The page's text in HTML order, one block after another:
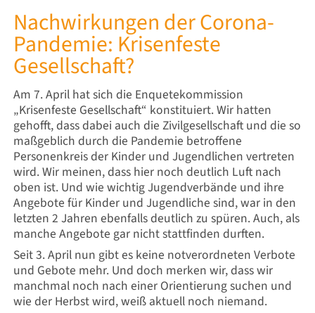
Nachwirkungen der Corona-
Pandemie: Krisenfeste
Gesellschaft?
Am 7. April hat sich die Enquetekommission
„Krisenfeste Gesellschaft“ konstituiert. Wir hatten
gehofft, dass dabei auch die Zivilgesellschaft und die so
maßgeblich durch die Pandemie betroffene
Personenkreis der Kinder und Jugendlichen vertreten
wird. Wir meinen, dass hier noch deutlich Luft nach
oben ist. Und wie wichtig Jugendverbände und ihre
Angebote für Kinder und Jugendliche sind, war in den
letzten 2 Jahren ebenfalls deutlich zu spüren. Auch, als
manche Angebote gar nicht stattfinden durften.
Seit 3. April nun gibt es keine notverordneten Verbote
und Gebote mehr. Und doch merken wir, dass wir
manchmal noch nach einer Orientierung suchen und
wie der Herbst wird, weiß aktuell noch niemand.